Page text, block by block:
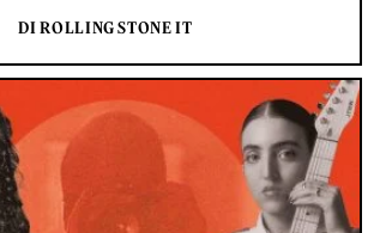
DI ROLLING STONE IT